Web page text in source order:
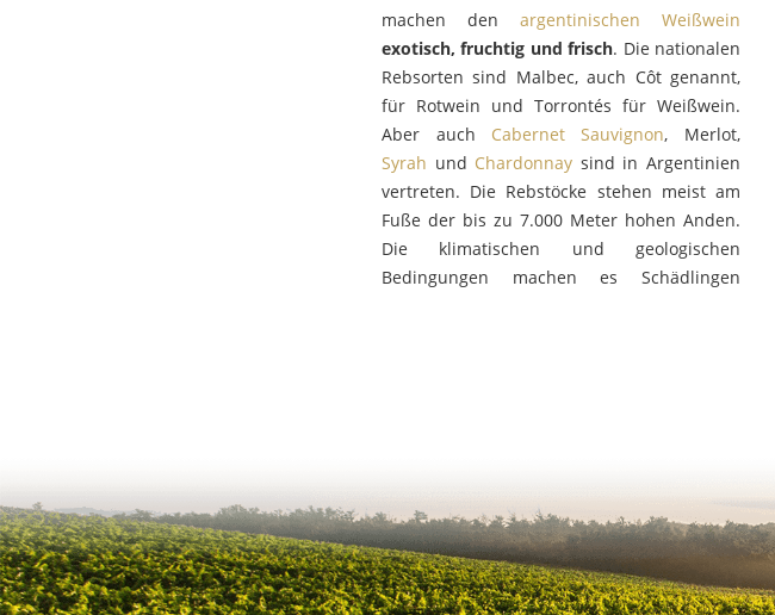
machen den argentinischen Weißwein
exotisch, fruchtig und frisch. Die nationalen
Rebsorten sind Malbec, auch Côt genannt,
für Rotwein und Torrontés für Weißwein.
Aber auch Cabernet Sauvignon, Merlot,
Syrah und Chardonnay sind in Argentinien
vertreten. Die Rebstöcke stehen meist am
Fuße der bis zu 7.000 Meter hohen Anden.
Die klimatischen und geologischen
Bedingungen machen es Schädlingen